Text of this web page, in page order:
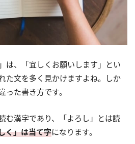
は、「宜しくお願いします」とい
た文を多く見かけますよね。しか
った書き方です。
む漢字であり、「よろし」とは読
く」は当て字になります。